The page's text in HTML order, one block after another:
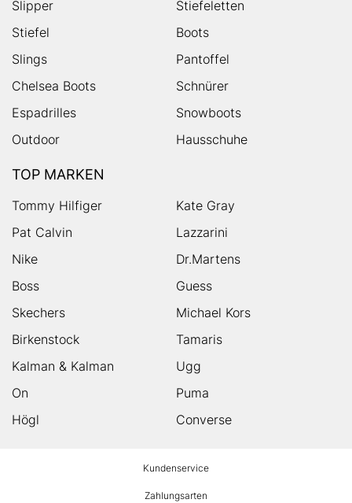
Slipper
Stiefeletten
Stiefel
Boots
Slings
Pantoffel
Chelsea Boots
Schnürer
Espadrilles
Snowboots
Outdoor
Hausschuhe
TOP MARKEN
Tommy Hilfiger
Kate Gray
Pat Calvin
Lazzarini
Nike
Dr.Martens
Boss
Guess
Skechers
Michael Kors
Birkenstock
Tamaris
Kalman & Kalman
Ugg
On
Puma
Högl
Converse
Kundenservice
Zahlungsarten